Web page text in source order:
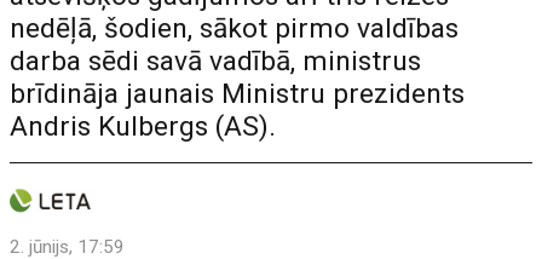
nedēļā, šodien, sākot pirmo valdības
darba sēdi savā vadībā, ministrus
brīdināja jaunais Ministru prezidents
Andris Kulbergs (AS).
2. jūnijs, 17:59